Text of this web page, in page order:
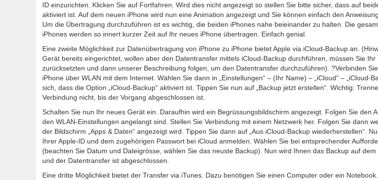
ID einzurichten. Klicken Sie auf Fortfahren. Wird dies nicht angezeigt so stellen Sie bitte sicher, dass auf
aktiviert ist. Auf dem neuen iPhone wird nun eine Animation angezeigt und Sie können einfach den
Um die Übertragung durchzuführen ist es wichtig, die beiden iPhones nahe beieinander zu halten. Die
iPhones werden so innert kurzer Zeit auf Ihr neues iPhone übertragen. Einfach genial.
Eine zweite Möglichkeit zur Datenübertragung von iPhone zu iPhone bietet Apple via iCloud-Backup an.
Gerät bereits eingerichtet, wollen aber den Datentransfer mittels iCloud-Backup durchführen, müssen Sie
zurücksetzten und dann unserer Beschreibung folgen, um den Datentransfer durchzuführen). ?Verbinden
iPhone über WLAN mit dem Internet. Wählen Sie dann in „Einstellungen“ – (Ihr Name) – „iCloud“ – „iCloud-
sich, dass die Option „iCloud-Backup“ aktiviert ist. Tippen Sie nun auf „Backup jetzt erstellen“. Wichtig:
Verbindung nicht, bis der Vorgang abgeschlossen ist.
Schalten Sie nun Ihr neues Gerät ein. Daraufhin wird ein Begrüssungsbildschirm angezeigt. Folgen Sie den
den WLAN-Einstellungen angelangt sind. Stellen Sie Verbindung mit einem Netzwerk her. Folgen Sie dann
der Bildschirm „Apps & Daten“ angezeigt wird. Tippen Sie dann auf „Aus iCloud-Backup wiederherstellen“.
Ihrer Apple-ID und dem zugehörigen Passwort bei iCloud anmelden. Wählen Sie bei entsprechender
(beachten Sie Datum und Dateigrösse, wählen Sie das neuste Backup). Nun wird Ihnen das Backup auf
und der Datentransfer ist abgeschlossen.
Eine dritte Möglichkeit bietet der Transfer via iTunes. Dazu benötigen Sie einen Computer oder ein